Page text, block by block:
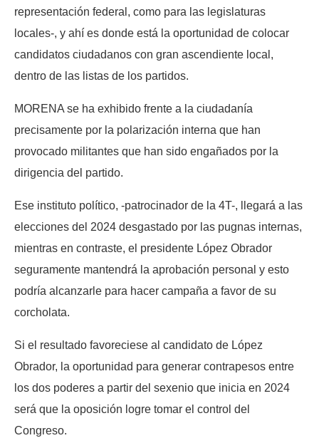
representación federal, como para las legislaturas
locales-, y ahí es donde está la oportunidad de colocar
candidatos ciudadanos con gran ascendiente local,
dentro de las listas de los partidos.
MORENA se ha exhibido frente a la ciudadanía
precisamente por la polarización interna que han
provocado militantes que han sido engañados por la
dirigencia del partido.
Ese instituto político, -patrocinador de la 4T-, llegará a las
elecciones del 2024 desgastado por las pugnas internas,
mientras en contraste, el presidente López Obrador
seguramente mantendrá la aprobación personal y esto
podría alcanzarle para hacer campaña a favor de su
corcholata.
Si el resultado favoreciese al candidato de López
Obrador, la oportunidad para generar contrapesos entre
los dos poderes a partir del sexenio que inicia en 2024
será que la oposición logre tomar el control del
Congreso.